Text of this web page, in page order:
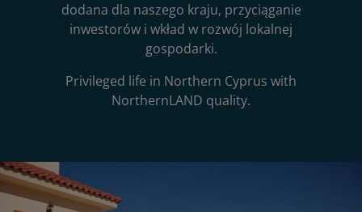
dodana dla naszego kraju, przyciąganie
inwestorów i wkład w rozwój lokalnej
gospodarki.
Privileged life in Northern Cyprus with
NorthernLAND quality.